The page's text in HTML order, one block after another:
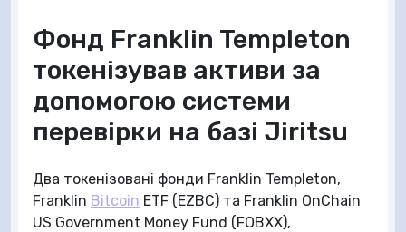
Фонд Franklin Templeton
токенізував активи за
допомогою системи
перевірки на базі Jiritsu
Два токенізовані фонди Franklin Templeton,
Franklin Bitcoin ETF (EZBC) та Franklin OnChain
US Government Money Fund (FOBXX),